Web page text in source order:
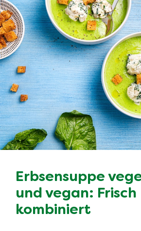
Erbsensuppe
und vegan: Frisch
kombiniert